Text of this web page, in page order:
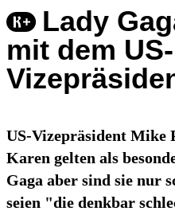
Lady
mit dem US-
US-Vizepräsident Mike
Karen gelten als
Gaga aber sind sie nur
seien "die denkbar